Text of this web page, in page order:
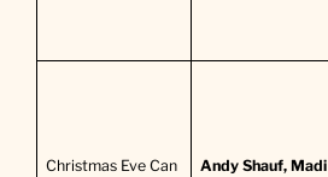
Christmas Eve Can
Andy Shauf, Madi